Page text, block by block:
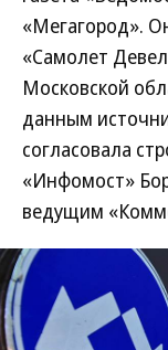
«Мегагород».
«Самолет
Московской
данным
согласовала
«Инфомост»
ведущим